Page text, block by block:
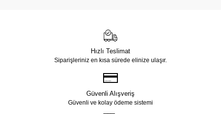
Hızlı Teslimat
Siparişleriniz en kısa sürede elinize ulaşır.
Güvenli Alışveriş
Güvenli ve kolay ödeme sistemi